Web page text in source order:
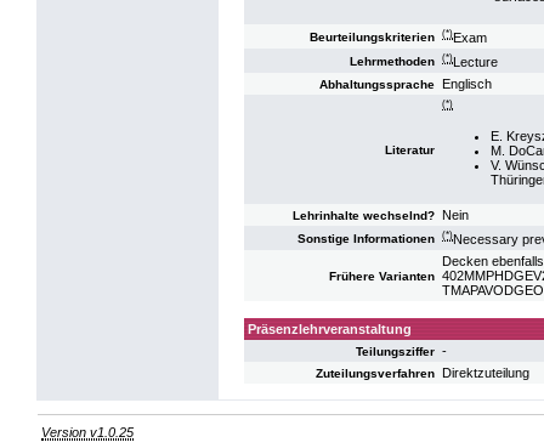
Beurteilungskriterien (*)Exam
Lehrmethoden (*)Lecture
Abhaltungssprache Englisch
Literatur
(*)
E.
M.
V.
Lehrinhalte wechselnd? Nein
Sonstige Informationen (*)Necessary
Frühere Varianten
Decken
Präsenzlehrveranstaltung
Teilungsziffer -
Zuteilungsverfahren Direktzuteilung
Version v1.0.25